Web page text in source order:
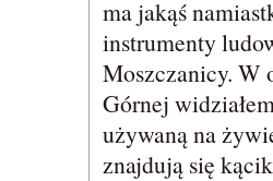
ma jakąś
instrumenty
Moszczanicy. W
Górnej
używaną na
znajdują się